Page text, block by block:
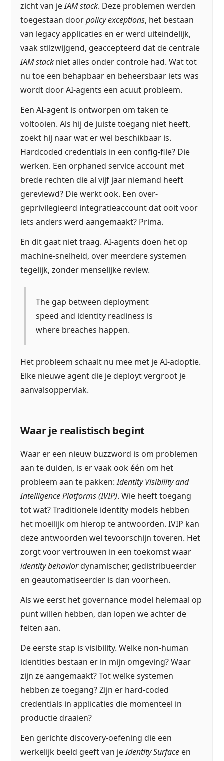
zicht van jeIAM stack. Deze problemen werden
toegestaan doorpolicy exceptions, het bestaan
van legacy applicaties en er werd uiteindelijk,
vaak stilzwijgend, geaccepteerd dat de centrale
IAM stack niet alles onder controle had. Wat tot
nu toe een behapbaar en beheersbaar iets was
wordt door AI-agents een acuut probleem.
Een AI-agent is ontworpen om taken te
voltooien. Als hij de juiste toegang niet heeft,
zoekt hij naar wat er wel beschikbaar is.
Hardcoded credentials in een config-file? Die
werken. Een orphaned service account met
brede rechten die al vijf jaar niemand heeft
gereviewd? Die werkt ook. Een over-
geprivilegieerd integratieaccount dat ooit voor
iets anders werd aangemaakt? Prima.
En dit gaat niet traag. AI-agents doen het op
machine-snelheid, over meerdere systemen
tegelijk, zonder menselijke review.
The gap between deployment
speed and identity readiness is
where breaches happen.
Het probleem schaalt nu mee met je AI-adoptie.
Elke nieuwe agent die je deployt vergroot je
aanvalsoppervlak.
Waar je realistisch begint
Waar er een nieuw buzzword is om problemen
aan te duiden, is er vaak ook één om het
probleem aan te pakken:Identity Visibility and
Intelligence Platforms (IVIP). Wie heeft toegang
tot wat? Traditionele identity models hebben
het moeilijk om hierop te antwoorden. IVIP kan
deze antwoorden wel tevoorschijn toveren. Het
zorgt voor vertrouwen in een toekomst waar
identity behaviordynamischer, gedistribueerder
en geautomatiseerder is dan voorheen.
Als we eerst het governance model helemaal op
punt willen hebben, dan lopen we achter de
feiten aan.
De eerste stap is visibility. Welke non-human
identities bestaan er in mijn omgeving? Waar
zijn ze aangemaakt? Tot welke systemen
hebben ze toegang? Zijn er hard-coded
credentials in applicaties die momenteel in
productie draaien?
Een gerichte discovery-oefening die een
werkelijk beeld geeft van jeIdentity Surface en